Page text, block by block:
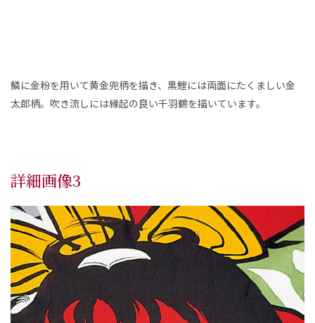
鱗に金粉を用いて黄金兜柄を描き、黒鯉には両面にたくましい金
太郎柄。吹き流しには縁起の良い千羽鶴を描いています。
詳細画像3